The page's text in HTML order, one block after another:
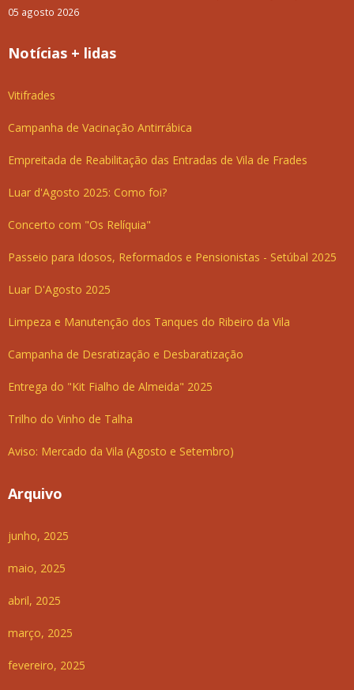
05 agosto 2026
Notícias + lidas
Vitifrades
Campanha de Vacinação Antirrábica
Empreitada de Reabilitação das Entradas de Vila de Frades
Luar d'Agosto 2025: Como foi?
Concerto com "Os Relíquia"
Passeio para Idosos, Reformados e Pensionistas - Setúbal 2025
Luar D'Agosto 2025
Limpeza e Manutenção dos Tanques do Ribeiro da Vila
Campanha de Desratização e Desbaratização
Entrega do "Kit Fialho de Almeida" 2025
Trilho do Vinho de Talha
Aviso: Mercado da Vila (Agosto e Setembro)
Arquivo
junho, 2025
maio, 2025
abril, 2025
março, 2025
fevereiro, 2025